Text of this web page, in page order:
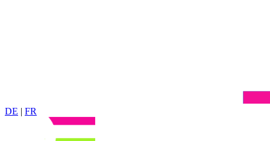
DE | FR